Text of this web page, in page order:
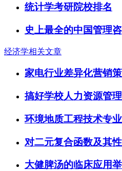
统计学考研院校排名
史上最全的中国管理
经济学相关文章
家电行业差异化营销
搞好学校人力资源管
环境地质工程技术专
对二元复合函数及其
大健脾汤的临床应用